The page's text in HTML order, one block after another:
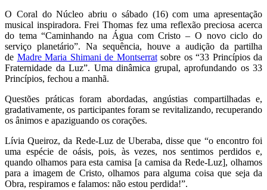
O Coral do Núcleo abriu o sábado (16) com uma apresentação
musical inspiradora. Frei Thomas fez uma reflexão preciosa acerca
do tema “Caminhando na Água com Cristo – O novo ciclo do
serviço planetário”. Na sequência, houve a audição da partilha
de Madre Maria Shimani de Montserratsobre os “33 Princípios da
Fraternidade da Luz”. Uma dinâmica grupal, aprofundando os 33
Princípios, fechou a manhã.
Questões práticas foram abordadas, angústias compartilhadas e,
gradativamente, os participantes foram se revitalizando, recuperando
os ânimos e apaziguando os corações.
Lívia Queiroz, da Rede-Luz de Uberaba, disse que “o encontro foi
uma espécie de oásis, pois, às vezes, nos sentimos perdidos e,
quando olhamos para esta camisa [a camisa da Rede-Luz], olhamos
para a imagem de Cristo, olhamos para alguma coisa que seja da
Obra, respiramos e falamos: não estou perdida!”.